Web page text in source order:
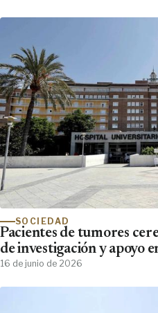
SOCIEDAD
Pacientes de tumores
de investigación y apoyo
16 de junio de 2026